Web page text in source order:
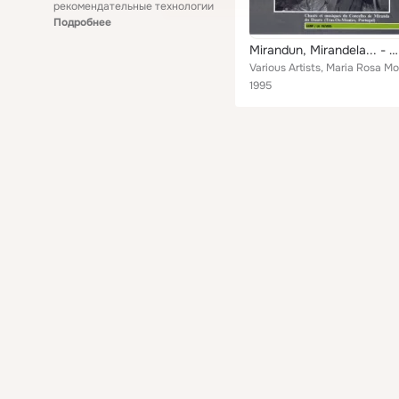
рекомендательные технологии
Подробнее
Mirandun, Mirandela... - Chants et musiques du Concelho de Miranda do Douro (Tras-Os-Montes, Portugal)
1995